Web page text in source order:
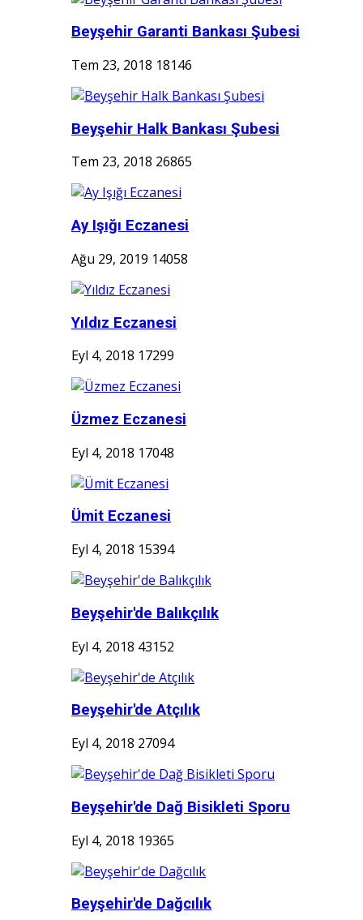
Beyşehir Garanti Bankası Şubesi
Tem 23, 2018 18146
Beyşehir Halk Bankası Şubesi
Tem 23, 2018 26865
Ay Işığı Eczanesi
Ağu 29, 2019 14058
Yıldız Eczanesi
Eyl 4, 2018 17299
Üzmez Eczanesi
Eyl 4, 2018 17048
Ümit Eczanesi
Eyl 4, 2018 15394
Beyşehir'de Balıkçılık
Eyl 4, 2018 43152
Beyşehir'de Atçılık
Eyl 4, 2018 27094
Beyşehir'de Dağ Bisikleti Sporu
Eyl 4, 2018 19365
Beyşehir'de Dağcılık